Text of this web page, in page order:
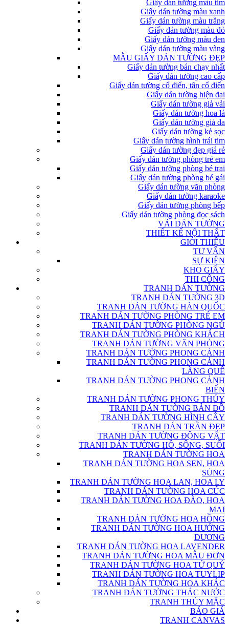
Giấy dán tường màu tím
Giấy dán tường màu xanh
Giấy dán tường màu trắng
Giấy dán tường màu đỏ
Giấy dán tường màu đen
Giấy dán tường màu vàng
MẪU GIẤY DÁN TƯỜNG ĐẸP
Giấy dán tường bán chạy nhất
Giấy dán tường cao cấp
Giấy dán tường cổ điển, tân cổ điển
Giấy dán tường hiện đại
Giấy dán tường giả vải
Giấy dán tường hoa lá
Giấy dán tường giả da
Giấy dán tường kẻ sọc
Giấy dán tường hình trái tim
Giấy dán tường đẹp giá rẻ
Giấy dán tường phòng trẻ em
Giấy dán tường phòng bé trai
Giấy dán tường phòng bé gái
Giấy dán tường văn phòng
Giấy dán tường karaoke
Giấy dán tường phòng bếp
Giấy dán tường phòng đọc sách
VẢI DÁN TƯỜNG
THIẾT KẾ NỘI THẤT
GIỚI THIỆU
TƯ VẤN
SỰ KIỆN
KHO GIẤY
THI CÔNG
TRANH DÁN TƯỜNG
TRANH DÁN TƯỜNG 3D
TRANH DÁN TƯỜNG HÀN QUỐC
TRANH DÁN TƯỜNG PHÒNG TRẺ EM
TRANH DÁN TƯỜNG PHÒNG NGỦ
TRANH DÁN TƯỜNG PHÒNG KHÁCH
TRANH DÁN TƯỜNG VĂN PHÒNG
TRANH DÁN TƯỜNG PHONG CẢNH
TRANH DÁN TƯỜNG PHONG CẢNH
LÀNG QUÊ
TRANH DÁN TƯỜNG PHONG CẢNH
BIỂN
TRANH DÁN TƯỜNG PHONG THỦY
TRANH DÁN TƯỜNG BẢN ĐỒ
TRANH DÁN TƯỜNG HÌNH CÂY
TRANH DÁN TRẦN ĐẸP
TRANH DÁN TƯỜNG ĐỘNG VẬT
TRANH DÁN TƯỜNG HỒ, SÔNG, SUỐI
TRANH DÁN TƯỜNG HOA
TRANH DÁN TƯỜNG HOA SEN, HOA
SÚNG
TRANH DÁN TƯỜNG HOA LAN, HOA LY
TRANH DÁN TƯỜNG HOA CÚC
TRANH DÁN TƯỜNG HOA ĐÀO, HOA
MAI
TRANH DÁN TƯỜNG HOA HỒNG
TRANH DÁN TƯỜNG HOA HƯỚNG
DƯƠNG
TRANH DÁN TƯỜNG HOA LAVENDER
TRANH DÁN TƯỜNG HOA MẪU ĐƠN
TRANH DÁN TƯỜNG HOA TỨ QUÝ
TRANH DÁN TƯỜNG HOA TUYLIP
TRANH DÁN TƯỜNG HOA KHÁC
TRANH DÁN TƯỜNG THÁC NƯỚC
TRANH THỦY MẶC
BÁO GIÁ
TRANH CANVAS